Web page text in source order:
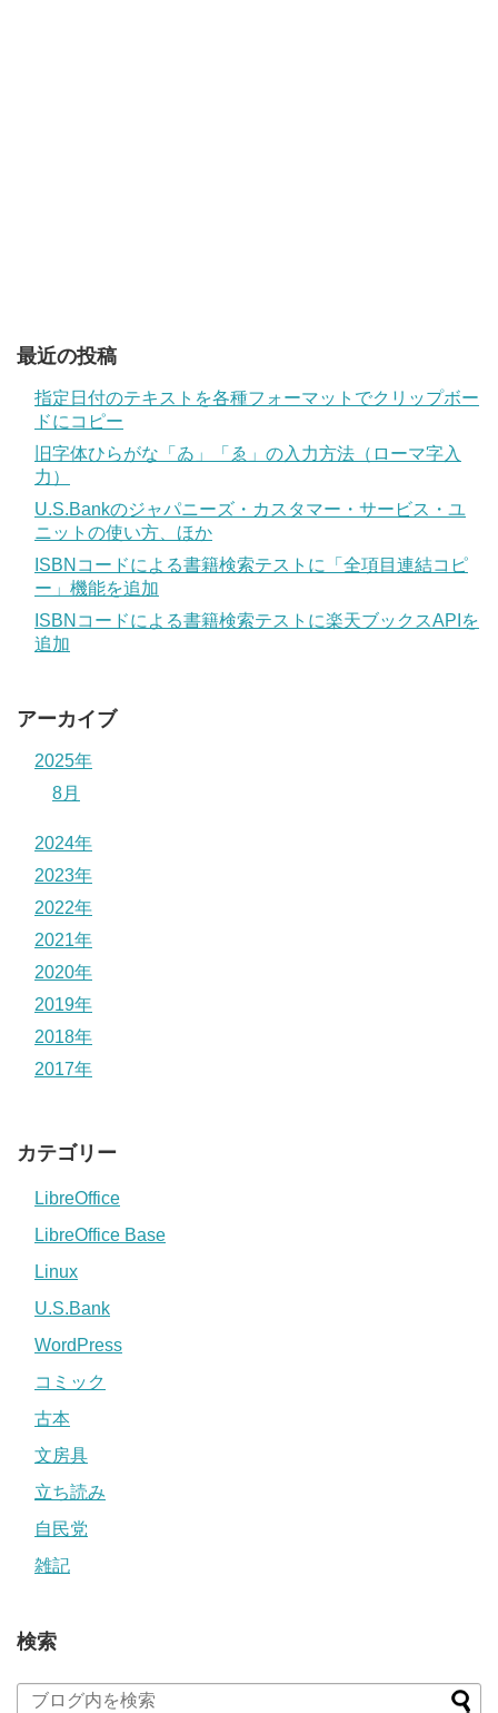
最近の投稿
指定日付のテキストを各種フォーマットでクリップボー
ドにコピー
旧字体ひらがな「ゐ」「ゑ」の入力方法（ローマ字入
力）
U.S.Bankのジャパニーズ・カスタマー・サービス・ユ
ニットの使い方、ほか
ISBNコードによる書籍検索テストに「全項目連結コピ
ー」機能を追加
ISBNコードによる書籍検索テストに楽天ブックスAPIを
追加
アーカイブ
2025年
8月
2024年
2023年
2022年
2021年
2020年
2019年
2018年
2017年
カテゴリー
LibreOffice
LibreOffice Base
Linux
U.S.Bank
WordPress
コミック
古本
文房具
立ち読み
自民党
雑記
検索